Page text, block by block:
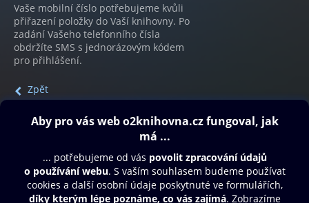
Vaše mobilní číslo potřebujeme kvůli
přiřazení položky do Vaší knihovny. Po
zadání Vašeho telefonního čísla
obdržíte SMS s jednorázovým kódem
pro přihlášení.
Zpět
Obsah ke stažení
Moje O2 Knihovna